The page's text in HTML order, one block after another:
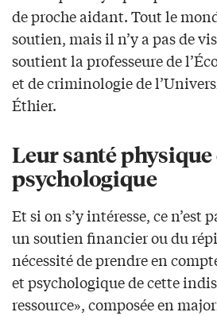
de proche aidant. Tout le
soutien, mais il n’y a pas de
soutient la professeure de
et de criminologie de
Éthier.
Leur santé physique
psychologique
Et si on s’y intéresse, ce n’est
un soutien financier ou du
nécessité de prendre en
et psychologique de cette
ressource», composée en